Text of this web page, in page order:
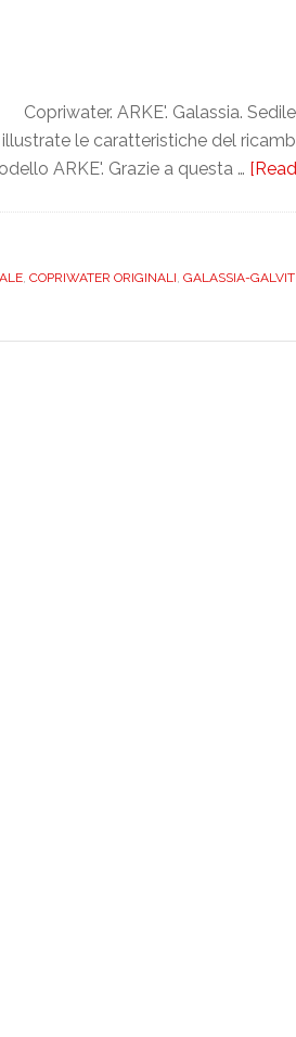
Copriwater. ARKE'. Galassia. Sedile
le caratteristiche del
ARKE'. Grazie a questa …[Read
,COPRIWATER ORIGINALI,GALASSIA-GALVIT